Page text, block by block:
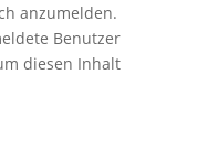
anzumelden.
Benutzer
diesen Inhalt